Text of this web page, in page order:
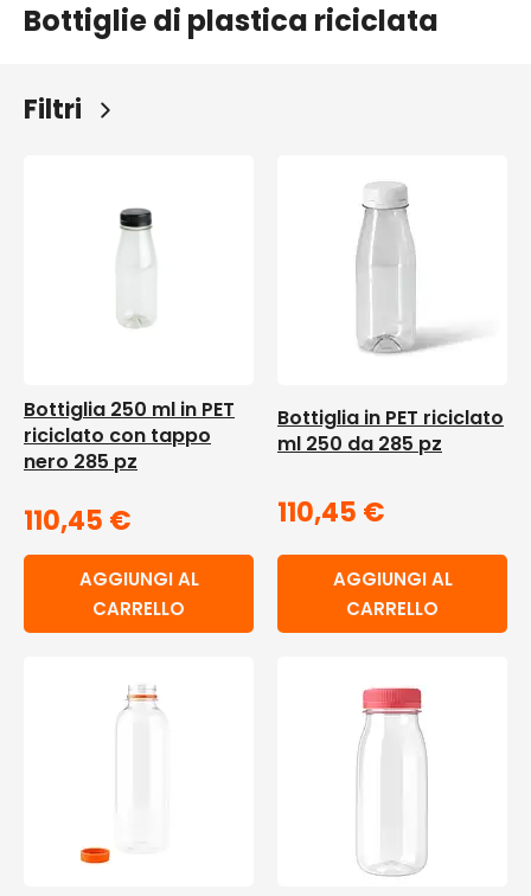
Bottiglie di plastica riciclata
Filtri
Bottiglia 250 ml in PET
riciclato con tappo
nero 285 pz
110,45 €
AGGIUNGI AL
CARRELLO
Bottiglia in PET riciclato
ml 250 da 285 pz
110,45 €
AGGIUNGI AL
CARRELLO